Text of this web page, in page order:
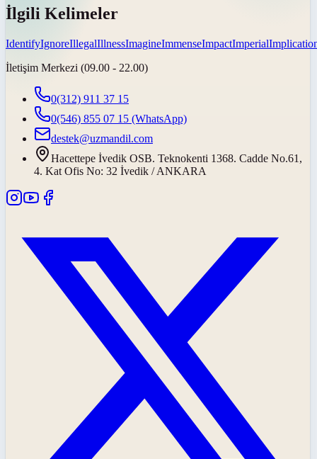
İlgili Kelimeler
IdentifyIgnoreIllegalIllnessImagineImmenseImpactImperial
İletişim Merkezi (09.00 - 22.00)
0(312) 911 37 15
0(546) 855 07 15 (WhatsApp)
destek@uzmandil.com
Hacettepe İvedik OSB. Teknokenti 1368. Cadde No.61,
4. Kat Ofis No: 32 İvedik / ANKARA